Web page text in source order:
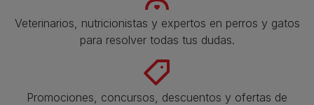
Veterinarios, nutricionistas y expertos en perros y gatos
para resolver todas tus dudas.​
Promociones, concursos, descuentos y ofertas de